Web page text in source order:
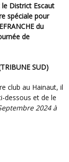
District Escaut
spéciale pour
du
de
SUD)
dessous et de le
2024 à